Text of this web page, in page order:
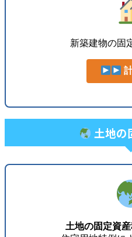
新築建物の固
土地の
土地の固定資